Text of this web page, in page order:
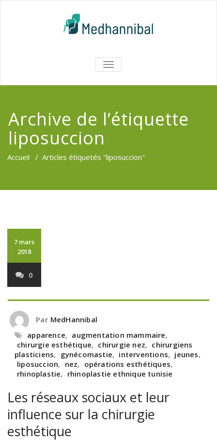
AFFICHER/MASQUER
LA
Archive de l’étiquette
liposuccion
Accueil / Articles étiquetés "liposuccion"
7 mars
2018
0
Par MedHannibal
apparence, augmentation mammaire,
chirurgie esthétique, chirurgie nez, chirurgiens
plasticiens, gynécomastie, interventions, jeunes,
liposuccion, nez, opérations esthétiques,
rhinoplastie, rhinoplastie ethnique tunisie
Les réseaux sociaux et leur
influence sur la chirurgie
esthétique